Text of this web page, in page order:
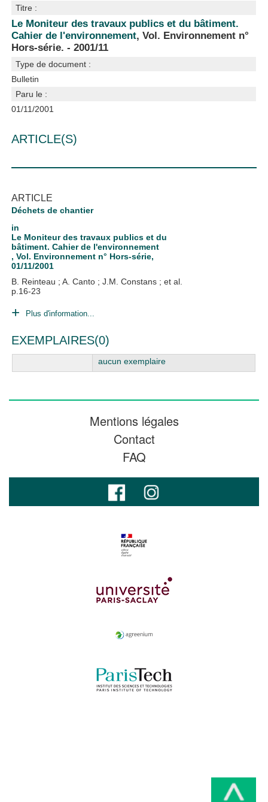
Titre :
Le Moniteur des travaux publics et du bâtiment.
Cahier de l'environnement, Vol. Environnement n°
Hors-série. - 2001/11
Type de document :
Bulletin
Paru le :
01/11/2001
ARTICLE(S)
ARTICLE
Déchets de chantier
in
Le Moniteur des travaux publics et du
bâtiment. Cahier de l'environnement
, Vol. Environnement n° Hors-série,
01/11/2001
B. Reinteau ;A. Canto ;J.M. Constans ; et al.
p.16-23
Plus d'information...
EXEMPLAIRES(0)
aucun exemplaire
Mentions légales
Contact
FAQ